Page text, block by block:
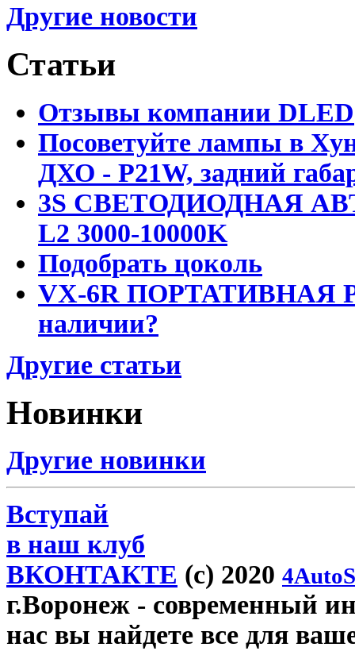
Другие новости
Статьи
Отзывы компании DLED
Посоветуйте лампы в
ДХО - P21W, задний
3S СВЕТОДИОДНАЯ
L2 3000-10000K
Подобрать цоколь
VX-6R ПОРТАТИВНАЯ
наличии?
Другие статьи
Новинки
Другие новинки
Вступай
в наш клуб
ВКОНТАКТЕ (c) 2020
г.Воронеж - современный
нас вы найдете все для